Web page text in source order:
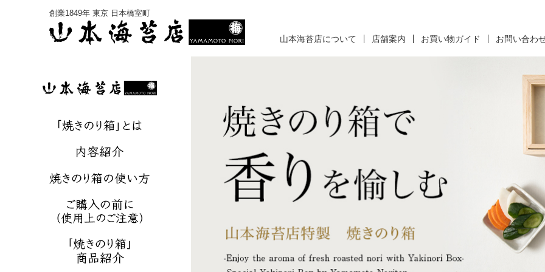
創業1849年 東京 日本橋室町
山本海苔店について 店舗案内 お買い物ガイド お問い合わ